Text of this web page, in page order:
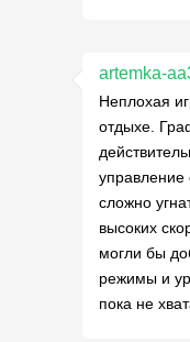
artemka-
Неплохая
отдыхе.
управление
сложно
высоких
могли бы
режимы и
пока не